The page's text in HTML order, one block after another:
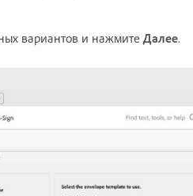
вариантов и нажмитеДалее.